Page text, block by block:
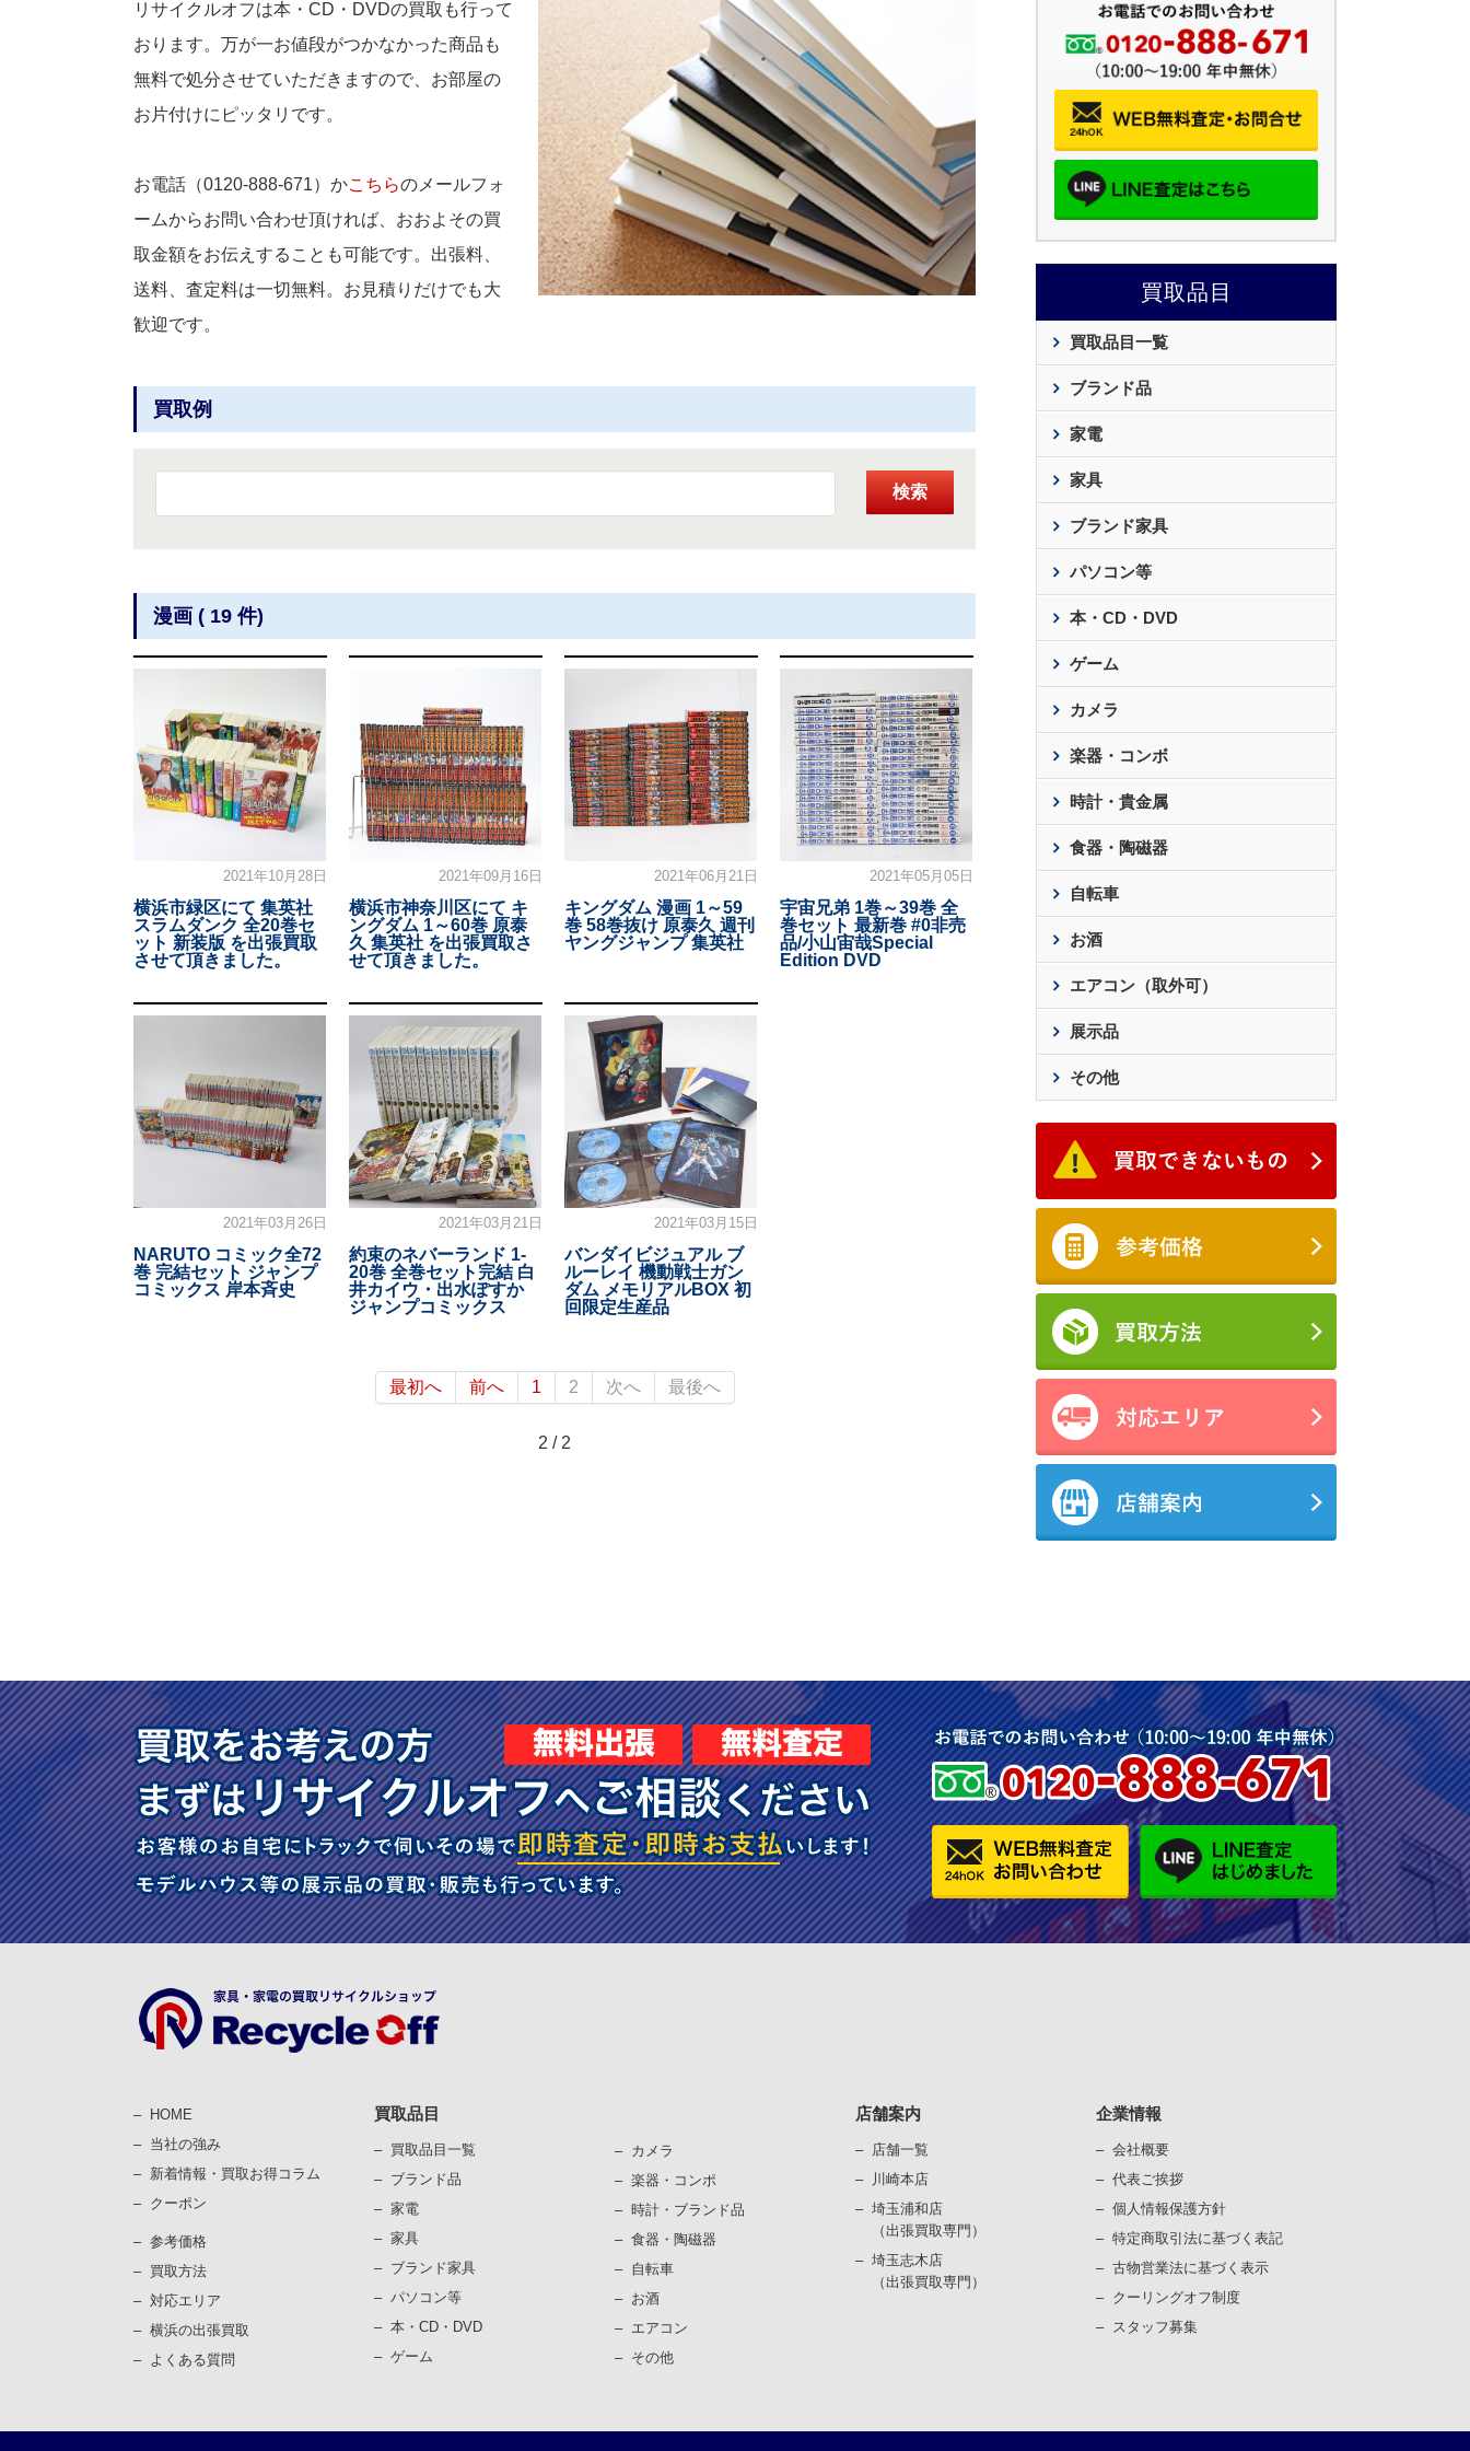
リサイクルオフは本・CD・DVDの買取も行って
おります。万が一お値段がつかなかった商品も
無料で処分させていただきますので、お部屋の
お片付けにピッタリです。
お電話（0120-888-671）かこちらのメールフォ
ームからお問い合わせ頂ければ、おおよその買
取金額をお伝えすることも可能です。出張料、
送料、査定料は一切無料。お見積りだけでも大
歓迎です。
買取例
検索
漫画 ( 19 件)
2021年10月28日
横浜市緑区にて 集英社
スラムダンク 全20巻セ
ット 新装版 を出張買取
させて頂きました。
2021年09月16日
横浜市神奈川区にて キ
ングダム 1～60巻 原泰
久 集英社 を出張買取さ
せて頂きました。
2021年06月21日
キングダム 漫画 1～59
巻 58巻抜け 原泰久 週刊
ヤングジャンプ 集英社
2021年05月05日
宇宙兄弟 1巻～39巻 全
巻セット 最新巻 #0非売
品/小山宙哉Special
Edition DVD
2021年03月26日
NARUTO コミック全72
巻 完結セット ジャンプ
コミックス 岸本斉史
2021年03月21日
約束のネバーランド 1-
20巻 全巻セット完結 白
井カイウ・出水ぽすか
ジャンプコミックス
2021年03月15日
バンダイビジュアル ブ
ルーレイ 機動戦士ガン
ダム メモリアルBOX 初
回限定生産品
最初へ 前へ 1 2 次へ 最後へ
2 / 2
買取品目
買取品目一覧
ブランド品
家電
家具
ブランド家具
パソコン等
本・CD・DVD
ゲーム
カメラ
楽器・コンボ
時計・貴金属
食器・陶磁器
自転車
お酒
エアコン（取外可）
展示品
その他
HOME
当社の強み
新着情報・買取お得コラム
クーポン
参考価格
買取⽅法
対応エリア
横浜の出張買取
よくある質問
買取品目
買取品目一覧
ブランド品
家電
家具
ブランド家具
パソコン等
本・CD・DVD
ゲーム
カメラ
楽器・コンポ
時計・ブランド品
⾷器・陶磁器
⾃転⾞
お酒
エアコン
その他
店舗案内
店舗一覧
川崎本店
埼玉浦和店
（出張買取専門）
埼玉志木店
（出張買取専門）
企業情報
会社概要
代表ご挨拶
個⼈情報保護⽅針
特定商取引法に基づく表記
古物営業法に基づく表⽰
クーリングオフ制度
スタッフ募集